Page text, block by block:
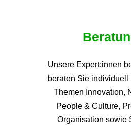
Unsere Expert:innen
beraten Sie individuell
Themen Innovation,
People & Culture,
Organisation sowie